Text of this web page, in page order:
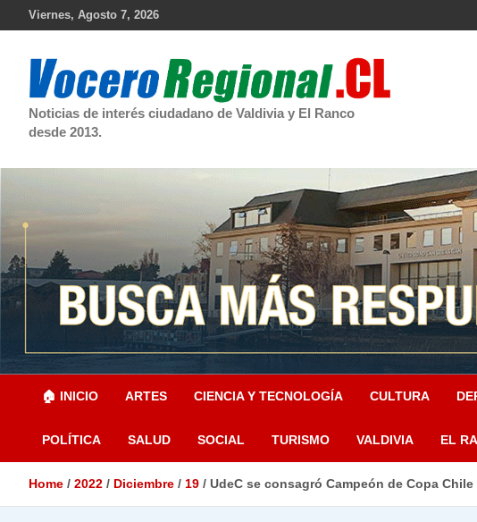
Viernes, Agosto 7, 2026
Noticias de interés ciudadano de Valdivia y El Ranco
desde 2013.
🏠 INICIO ARTES CIENCIA Y TECNOLOGÍA CULTURA
POLÍTICA SALUD SOCIAL TURISMO VALDIVIA EL
Home 2022 Diciembre 19 UdeC se consagró Campeón de Copa